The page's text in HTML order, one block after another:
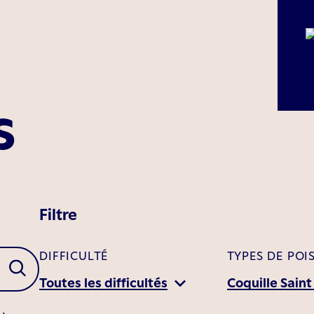
Filtre
DIFFICULTÉ
Toutes les difficultés
TYPES DE
Coquille Saint